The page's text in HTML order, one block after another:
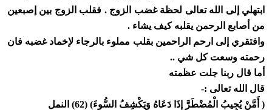
ابتهلي إلى الله تعالى لحظة غضب الزوج . فقلب الزوج بين إصبعين
من أصابع الرحمن يقلبه كيف يشاء .
وافتقري إلى ارحم الراحمين بقلب مملوء بالرجاء لإخماد غضبه فان
رحمته وسعت كل شي ..
أما قال ربنا جلت عظمته
قال الله تعالى :-
( أَمَّنْ يُجِيبُ الْمُضْطَرَّ إِذَا دَعَاهُ وَيَكْشِفُ السُّوءَ) (62) النمل